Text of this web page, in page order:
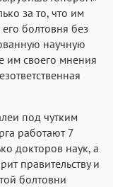
за то, что им
болтовня без
научную
им своего мнения
под чутким
работают 7
докторов наук, а
правительству и
болтовни